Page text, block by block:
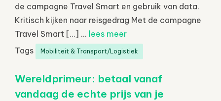
de campagne Travel Smart en gebruik van data.
Kritisch kijken naar reisgedrag Met de campagne
Travel Smart […] ... lees meer
Tags
Mobiliteit & Transport/Logistiek
Wereldprimeur: betaal vanaf
vandaag de echte prijs van je